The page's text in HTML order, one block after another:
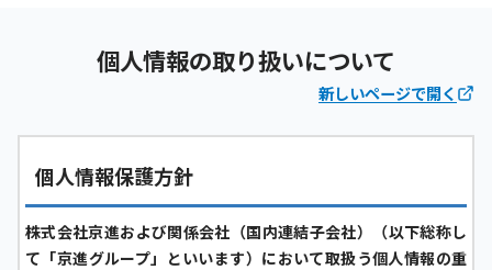
個人情報の取り扱いについて
新しいページで開く
個人情報保護方針
株式会社京進および関係会社（国内連結子会社）（以下総称し
て「京進グループ」といいます）において取扱う個人情報の重